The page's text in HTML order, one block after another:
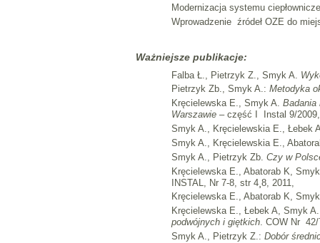
Modernizacja systemu
Wprowadzenie źródeł OZE do
Ważniejsze publikacje:
Falba Ł., Pietrzyk Z., Smyk A.
Pietrzyk Zb., Smyk A.: Metodyka
Kręcielewska E., Smyk A. Badania
Warszawie– część I Instal 9/
Smyk A., Kręcielewskia E., Łebek
Smyk A., Kręcielewskia E.,
Smyk A., Pietrzyk Zb. Czy w
Kręcielewska E., Abatorab K,
INSTAL, Nr 7-8, str 4¸8, 2011,
Kręcielewska E., Abatorab K,
Kręcielewska E., Łebek A, Smyk
podwójnych i giętkich. COW Nr 42/
Smyk A., Pietrzyk Z.: Dobór